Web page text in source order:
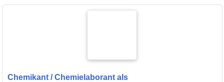
Chemikant / Chemielaborant als